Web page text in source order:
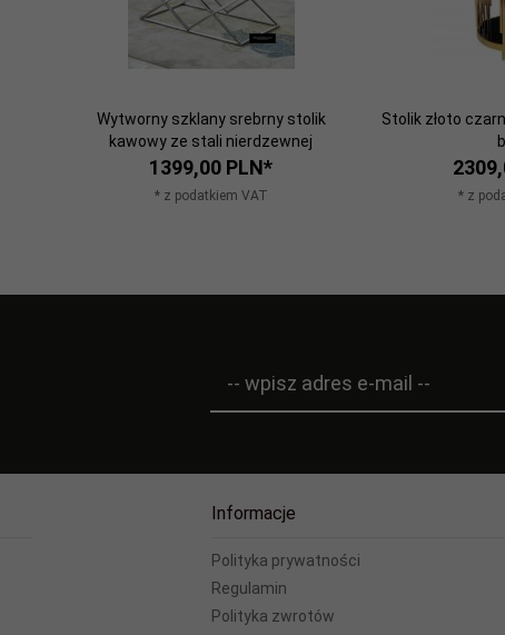
Wytworny szklany srebrny stolik
kawowy ze stali nierdzewnej
1399,00 PLN*
* z podatkiem VAT
Stolik złoto
2309,
* z
-- wpisz adres e-mail --
Informacje
Polityka prywatności
Regulamin
Polityka zwrotów